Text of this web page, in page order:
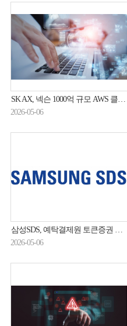
SK AX, 넥슨 1000억 규모 AWS 클라우드 MSP 사업 우선협상대상자 선정
2026-05-06
삼성SDS, 예탁결제원 토큰증권 플랫폼 구축 사업 수주
2026-05-06